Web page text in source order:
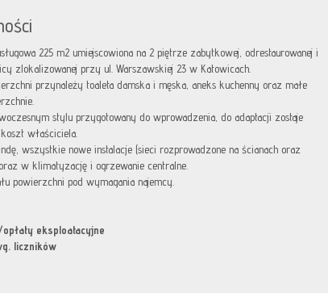
225 m2 umiejscowiona na 2 piętrze zabytkowej, odrestaurowanej i
zlokalizowanej przy ul. Warszawskiej 23 w Katowicach.
przynależy toaleta damska i męska, aneks kuchenny oraz małe
stylu przygotowany do wprowadzenia, do adaptacji zostaje
właściciela.
wszystkie nowe instalacje (sieci rozprowadzone na ścianach oraz
w klimatyzację i ogrzewanie centralne.
powierzchni pod wymagania najemcy.
eksploatacyjne
liczników